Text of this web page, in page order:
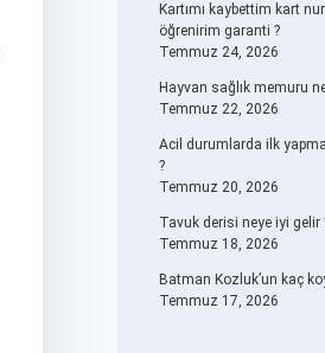
Kartımı kaybettim kart
öğrenirim garanti ?
Temmuz 24, 2026
Hayvan sağlık memuru
Temmuz 22, 2026
Acil durumlarda ilk
?
Temmuz 20, 2026
Tavuk derisi neye iyi gelir
Temmuz 18, 2026
Batman Kozluk’un kaç
Temmuz 17, 2026